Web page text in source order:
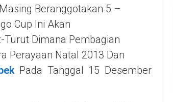
Beranggotakan 5 –
Cup Ini Akan
Dimana Pembagian
Perayaan Natal 2013 Dan
Pada Tanggal 15 Desember